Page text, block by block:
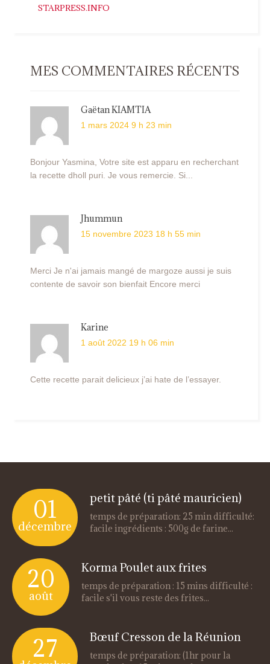
STARPRESS.INFO
MES COMMENTAIRES RÉCENTS
Gaëtan KIAMTIA
1 mars 2024 9 h 23 min
Bonjour Yasmina, Votre site est apparu en recherchant
la recette dholl puri. Je vous remercie. Si...
Jhummun
15 novembre 2023 18 h 55 min
Merci Je n'ai jamais mangé de margoze aussi je suis
contente de savoir son bienfait Encore merci
Karine
1 août 2022 19 h 06 min
Cette recette parait delicieux j’ai hate de l’essayer.
01
décembre
petit pâté (ti pâté mauricien)
temps de préparation: 25 min difficulté:
facile ingrédients : 500g de farine...
20
août
Korma Poulet aux frites
temps de préparation : 15 mins difficulté :
facile s'il vous reste des frites...
27 Bœuf Cresson de la Réunion
temps de préparation: (1hr pour la